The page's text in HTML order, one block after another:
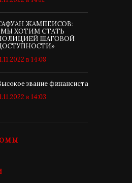
ЖАМПЕИСОВ:
ХОТИМ СТАТЬ
ШАГОВОЙ
в 14:08
звание финансиста
в 14:03